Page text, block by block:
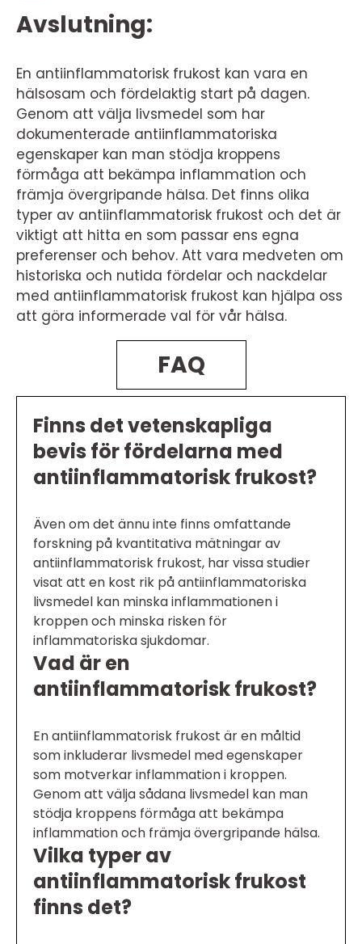
Avslutning:
En antiinflammatorisk frukost kan vara en
hälsosam och fördelaktig start på dagen.
Genom att välja livsmedel som har
dokumenterade antiinflammatoriska
egenskaper kan man stödja kroppens
förmåga att bekämpa inflammation och
främja övergripande hälsa. Det finns olika
typer av antiinflammatorisk frukost och det är
viktigt att hitta en som passar ens egna
preferenser och behov. Att vara medveten om
historiska och nutida fördelar och nackdelar
med antiinflammatorisk frukost kan hjälpa oss
att göra informerade val för vår hälsa.
FAQ
Finns det vetenskapliga
bevis för fördelarna med
antiinflammatorisk frukost?
Även om det ännu inte finns omfattande
forskning på kvantitativa mätningar av
antiinflammatorisk frukost, har vissa studier
visat att en kost rik på antiinflammatoriska
livsmedel kan minska inflammationen i
kroppen och minska risken för
inflammatoriska sjukdomar.
Vad är en
antiinflammatorisk frukost?
En antiinflammatorisk frukost är en måltid
som inkluderar livsmedel med egenskaper
som motverkar inflammation i kroppen.
Genom att välja sådana livsmedel kan man
stödja kroppens förmåga att bekämpa
inflammation och främja övergripande hälsa.
Vilka typer av
antiinflammatorisk frukost
finns det?